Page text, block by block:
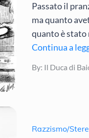
Passato il
ma quanto
quanto è stato
Continua a
By: Il Duca di
Razzismo/